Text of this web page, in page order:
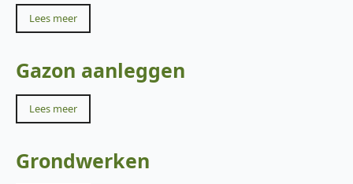
Lees meer
Gazon aanleggen
Lees meer
Grondwerken